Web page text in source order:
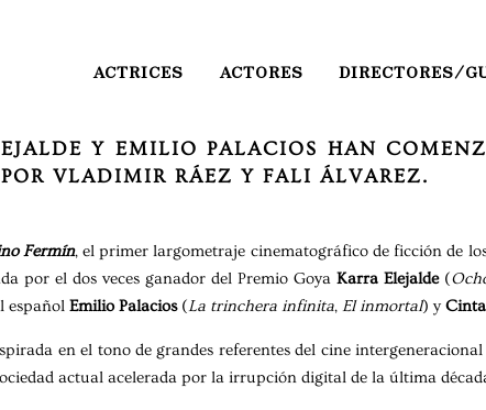
ACTRICES ACTORES DIRECTORES/
Y EMILIO PALACIOS HAN
VLADIMIR RÁEZ Y FALI ÁLVAREZ.
Fermín, el primer largometraje cinematográfico de ficción de
por el dos veces ganador del Premio GoyaKarra Elejalde(
español Emilio Palacios(La trinchera infinita, El inmortal) y
en el tono de grandes referentes del cine
actual acelerada por la irrupción digital de la última